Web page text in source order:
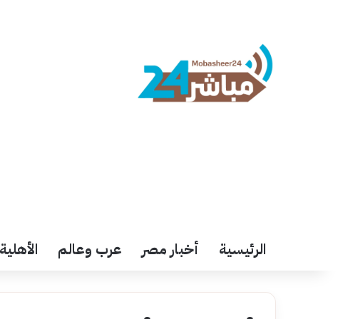
الرئيسية أخبار مصر عرب وعالم الأهلية